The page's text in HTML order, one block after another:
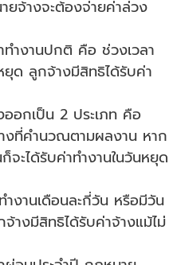
ยจ้างจะต้องจ่ายค่าล่วง
ทำงานปกติ คือ ช่วงเวลา
ยุด ลูกจ้างมีสิทธิได้รับค่า
อกเป็น 2 ประเภท คือ
จะได้รับค่าทำงานในวันหยุด
างมีสิทธิได้รับค่าจ้างแม้ไม่